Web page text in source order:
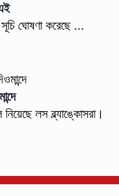
সূচি ঘোষণা করেছে ...
লস ব্ল্যাঙ্কোসরা।